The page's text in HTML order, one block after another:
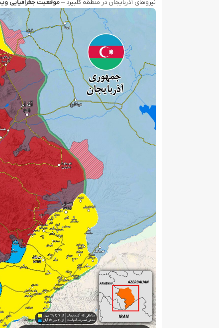
نیروهای آذربایجان در منطقه کلبیرد –موقعیت جغرافیایی